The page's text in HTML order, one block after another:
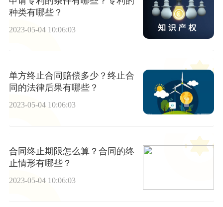
种类有哪些？
2023-05-04 10:06:03
单方终止合同赔偿多少？终止合
同的法律后果有哪些？
2023-05-04 10:06:03
合同终止期限怎么算？合同的终
止情形有哪些？
2023-05-04 10:06:03